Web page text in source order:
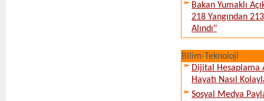
Bakan Yumaklı
218 Yangından
Alındı"
Bilim-Teknoloji
Dijital Hesaplama
Hayatı Nasıl
Sosyal Medya